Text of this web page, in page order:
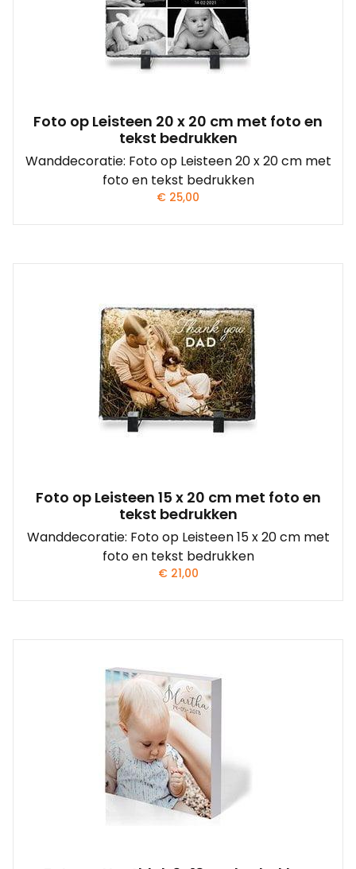
Foto op Leisteen 20 x 20 cm met foto en
tekst bedrukken
Wanddecoratie: Foto op Leisteen 20 x 20 cm met
foto en tekst bedrukken
€ 25,00
Foto op Leisteen 15 x 20 cm met foto en
tekst bedrukken
Wanddecoratie: Foto op Leisteen 15 x 20 cm met
foto en tekst bedrukken
€21,00